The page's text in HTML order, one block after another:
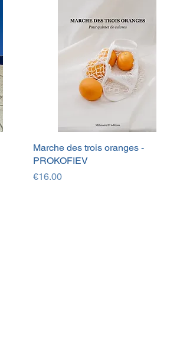
Marche des trois oranges -
PROKOFIEV
Price
€16.00